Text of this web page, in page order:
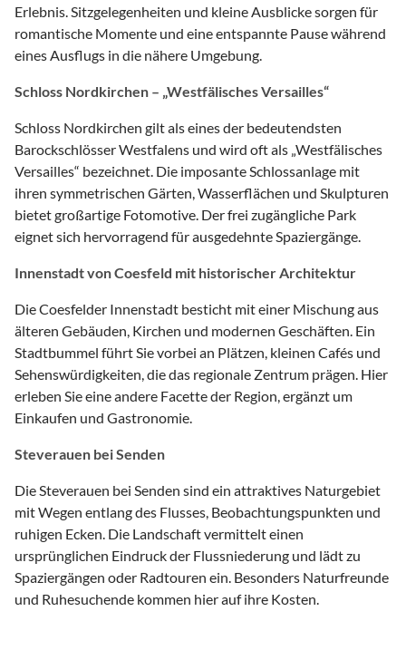
Erlebnis. Sitzgelegenheiten und kleine Ausblicke sorgen für
romantische Momente und eine entspannte Pause während
eines Ausflugs in die nähere Umgebung.
Schloss Nordkirchen – „Westfälisches Versailles“
Schloss Nordkirchen gilt als eines der bedeutendsten
Barockschlösser Westfalens und wird oft als „Westfälisches
Versailles“ bezeichnet. Die imposante Schlossanlage mit
ihren symmetrischen Gärten, Wasserflächen und Skulpturen
bietet großartige Fotomotive. Der frei zugängliche Park
eignet sich hervorragend für ausgedehnte Spaziergänge.
Innenstadt von Coesfeld mit historischer Architektur
Die Coesfelder Innenstadt besticht mit einer Mischung aus
älteren Gebäuden, Kirchen und modernen Geschäften. Ein
Stadtbummel führt Sie vorbei an Plätzen, kleinen Cafés und
Sehenswürdigkeiten, die das regionale Zentrum prägen. Hier
erleben Sie eine andere Facette der Region, ergänzt um
Einkaufen und Gastronomie.
Steverauen bei Senden
Die Steverauen bei Senden sind ein attraktives Naturgebiet
mit Wegen entlang des Flusses, Beobachtungspunkten und
ruhigen Ecken. Die Landschaft vermittelt einen
ursprünglichen Eindruck der Flussniederung und lädt zu
Spaziergängen oder Radtouren ein. Besonders Naturfreunde
und Ruhesuchende kommen hier auf ihre Kosten.